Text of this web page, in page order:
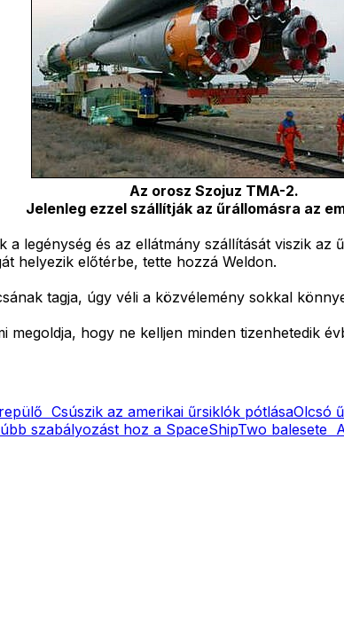
Az orosz Szojuz TMA-2.
Jelenleg ezzel szállítják az űrállomásra az
legénység és az ellátmány szállítását viszik
helyezik előtérbe, tette hozzá Weldon.
tagja, úgy véli a közvélemény sokkal
megoldja, hogy ne kelljen minden tizenhetedik
Csúszik az amerikai űrsiklók pótlásaOlcsó
szabályozást hoz a SpaceShipTwo balesete